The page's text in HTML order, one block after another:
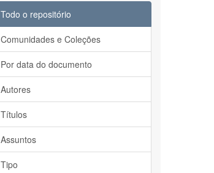
Todo o repositório
Comunidades e Coleções
Por data do documento
Autores
Títulos
Assuntos
Tipo